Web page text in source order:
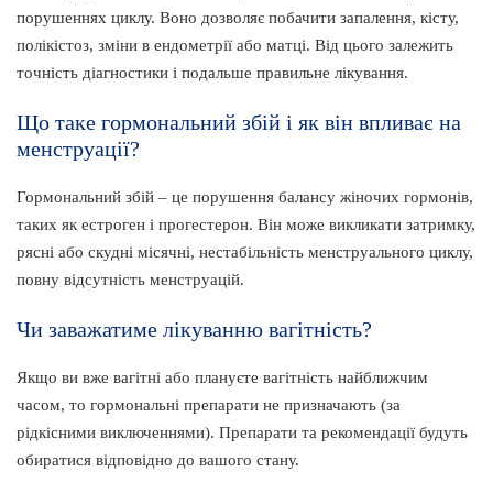
порушеннях циклу. Воно дозволяє побачити запалення, кісту,
полікістоз, зміни в ендометрії або матці. Від цього залежить
точність діагностики і подальше правильне лікування.
Що таке гормональний збій і як він впливає на
менструації?
Гормональний збій – це порушення балансу жіночих гормонів,
таких як естроген і прогестерон. Він може викликати затримку,
рясні або скудні місячні, нестабільність менструального циклу,
повну відсутність менструацій.
Чи заважатиме лікуванню вагітність?
Якщо ви вже вагітні або плануєте вагітність найближчим
часом, то гормональні препарати не призначають (за
рідкісними виключеннями). Препарати та рекомендації будуть
обиратися відповідно до вашого стану.